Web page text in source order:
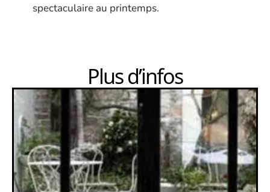
spectaculaire au printemps.
Plus d’infos